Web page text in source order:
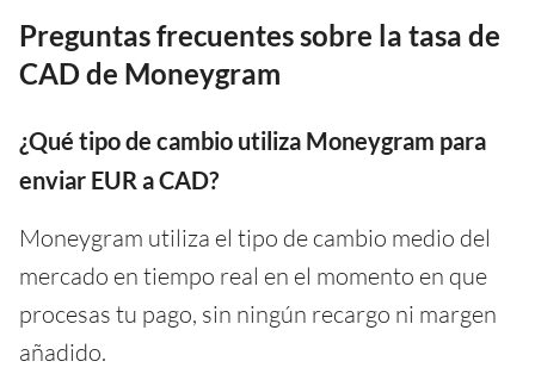
Preguntas frecuentes sobre la tasa de
CAD de Moneygram
¿Qué tipo de cambio utiliza Moneygram para
enviar EUR a CAD?
Moneygram utiliza el tipo de cambio medio del
mercado en tiempo real en el momento en que
procesas tu pago, sin ningún recargo ni margen
añadido.